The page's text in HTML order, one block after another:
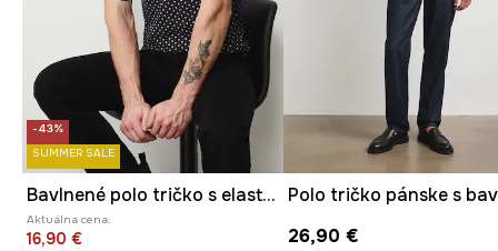
-43%
SUMMER SALE
Bavlnené polo tričko s elastanom a s drobným vzorom
Aktuálna cena:
16,90 €
Polo tričko pánske s
26,90 €